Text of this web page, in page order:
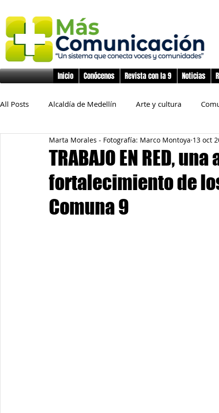
Inicio Conócenos Revista con la 9 Noticias
All Posts Alcaldía de Medellín Arte y cultura
Educación Derechos Humanos Deporte
Inclusión Social Infancia y preadolescencia
TRABAJO EN RED,
fortalecimiento de
Comuna 9
Marta Morales - Fotografía: Marco Montoya 13 oct